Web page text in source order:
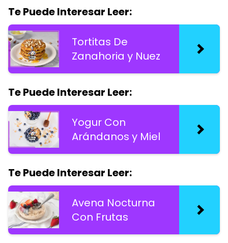
Te Puede Interesar Leer:
Tortitas De
Zanahoria y Nuez
Te Puede Interesar Leer:
Yogur Con
Arándanos y Miel
Te Puede Interesar Leer:
Avena Nocturna
Con Frutas